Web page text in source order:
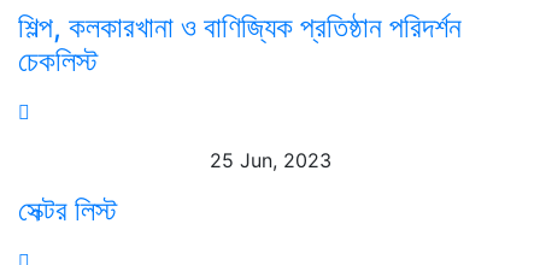
শিল্প, কলকারখানা ও বাণিজ্যিক প্রতিষ্ঠান পরিদর্শন
চেকলিস্ট
25 Jun, 2023
সেক্টর লিস্ট